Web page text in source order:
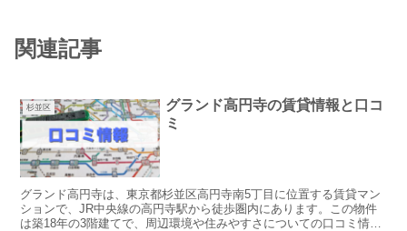
関連記事
杉並区
グランド高円寺の賃貸情報と口コ
ミ
グランド高円寺は、東京都杉並区高円寺南5丁目に位置する賃貸マン
ションで、JR中央線の高円寺駅から徒歩圏内にあります。この物件
は築18年の3階建てで、周辺環境や住みやすさについての口コミ情報